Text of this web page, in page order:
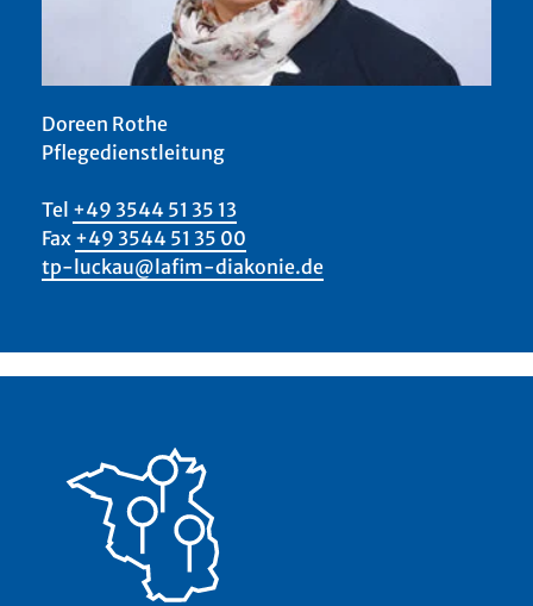
Doreen Rothe
Pflegedienstleitung
Tel +49 3544 51 35 13
Fax +49 3544 51 35 00
tp-luckau@lafim-diakonie.de